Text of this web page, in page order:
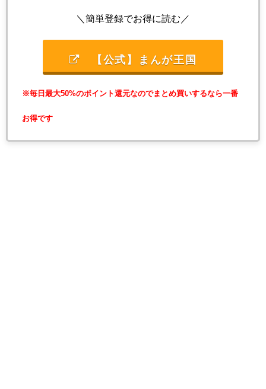
＼簡単登録でお得に読む／
【公式】まんが王国
※毎日最大50%のポイント還元なのでまとめ買いするなら一番
お得です